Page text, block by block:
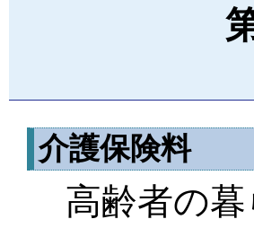
介護保険料
高齢者の暮